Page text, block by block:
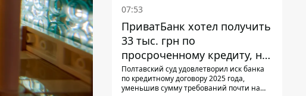
07:53
ПриватБанк хотел получить
33 тыс. грн по
просроченному кредиту, но
суд взыскал с должницы
только 22 тыс. грн
Полтавский суд удовлетворил иск банка
по кредитному договору 2025 года,
уменьшив сумму требований почти на